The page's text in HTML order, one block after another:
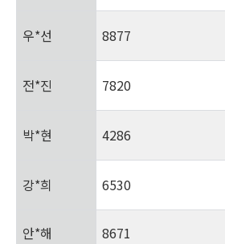
우*선 8877
전*진 7820
박*현 4286
강*희 6530
안*해 8671